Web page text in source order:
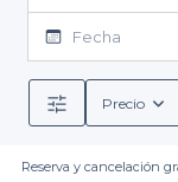
Fecha
Precio
Reserva y cancelación